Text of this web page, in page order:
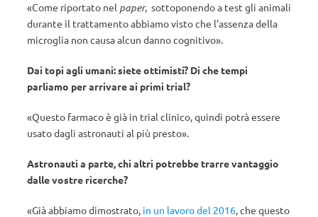
«Come riportato nel paper, sottoponendo a test gli animali
durante il trattamento abbiamo visto che l’assenza della
microglia non causa alcun danno cognitivo».
Dai topi agli umani: siete ottimisti? Di che tempi
parliamo per arrivare ai primi trial?
«Questo farmaco è già in trial clinico, quindi potrà essere
usato dagli astronauti al più presto».
Astronauti a parte, chi altri potrebbe trarre vantaggio
dalle vostre ricerche?
«Già abbiamo dimostrato, in un lavoro del 2016, che questo